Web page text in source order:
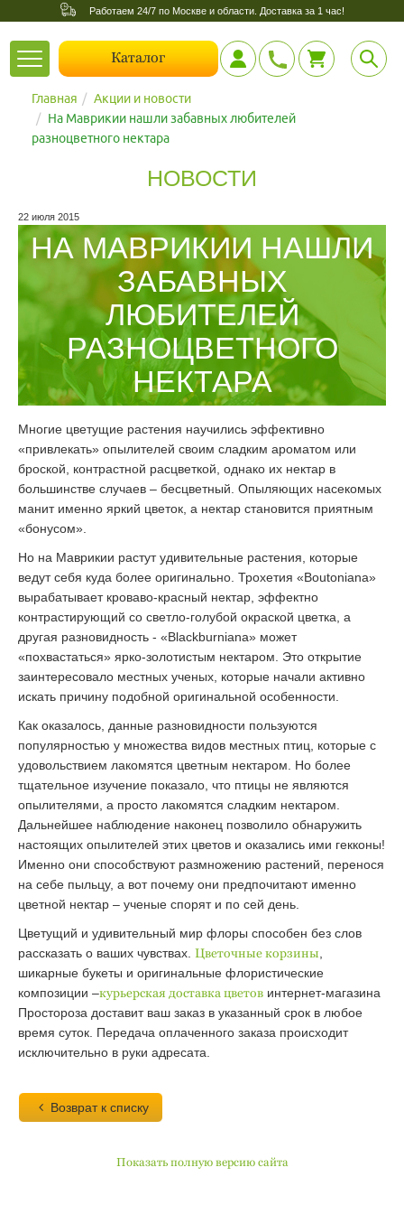
Работаем 24/7 по Москве и области. Доставка за 1 час!
Toggle
navigation
Каталог
Главная
Акции и новости
На Маврикии нашли забавных любителей
разноцветного нектара
НОВОСТИ
22 июля 2015
НА МАВРИКИИ НАШЛИ
ЗАБАВНЫХ
ЛЮБИТЕЛЕЙ
РАЗНОЦВЕТНОГО
НЕКТАРА
Многие цветущие растения научились эффективно
«привлекать» опылителей своим сладким ароматом или
броской, контрастной расцветкой, однако их нектар в
большинстве случаев – бесцветный. Опыляющих насекомых
манит именно яркий цветок, а нектар становится приятным
«бонусом».
Но на Маврикии растут удивительные растения, которые
ведут себя куда более оригинально. Трохетия «Вoutoniana»
вырабатывает кроваво-красный нектар, эффектно
контрастирующий со светло-голубой окраской цветка, а
другая разновидность - «Вlackburniana» может
«похвастаться» ярко-золотистым нектаром. Это открытие
заинтересовало местных ученых, которые начали активно
искать причину подобной оригинальной особенности.
Как оказалось, данные разновидности пользуются
популярностью у множества видов местных птиц, которые с
удовольствием лакомятся цветным нектаром. Но более
тщательное изучение показало, что птицы не являются
опылителями, а просто лакомятся сладким нектаром.
Дальнейшее наблюдение наконец позволило обнаружить
настоящих опылителей этих цветов и оказались ими гекконы!
Именно они способствуют размножению растений, перенося
на себе пыльцу, а вот почему они предпочитают именно
цветной нектар – ученые спорят и по сей день.
Цветущий и удивительный мир флоры способен без слов
рассказать о ваших чувствах. Цветочные корзины
шикарные букеты и оригинальные флористические
композиции –курьерская доставка цветов интернет-магазина
Простороза доставит ваш заказ в указанный срок в любое
время суток. Передача оплаченного заказа происходит
исключительно в руки адресата.
Возврат к списку
Показать полную версию сайта